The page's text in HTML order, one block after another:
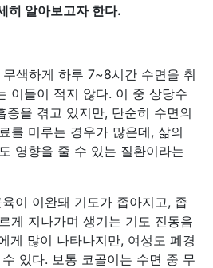
히 알아보고자 한다.
무색하게 하루 7~8시간 수면을 취
이들이 적지 않다. 이 중 상당수
증을 겪고 있지만, 단순히 수면의
를 미루는 경우가 많은데, 삶의
영향을 줄 수 있는 질환이라는
이 이완돼 기도가 좁아지고, 좁
게 지나가며 생기는 기도 진동음
게 많이 나타나지만, 여성도 폐경
있다. 보통 코골이는 수면 중 무